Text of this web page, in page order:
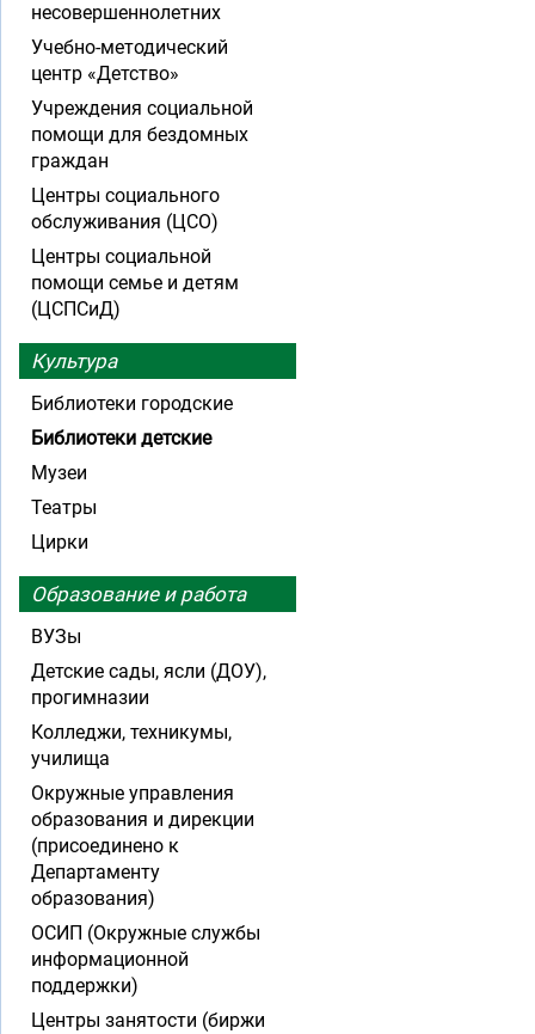
несовершеннолетних
Учебно-методический
центр «Детство»
Учреждения социальной
помощи для бездомных
граждан
Центры социального
обслуживания (ЦСО)
Центры социальной
помощи семье и детям
(ЦСПСиД)
Культура
Библиотеки городские
Библиотеки детские
Музеи
Театры
Цирки
Образование и работа
ВУЗы
Детские сады, ясли (ДОУ),
прогимназии
Колледжи, техникумы,
училища
Окружные управления
образования и дирекции
(присоединено к
Департаменту
образования)
ОСИП (Окружные службы
информационной
поддержки)
Центры занятости (биржи